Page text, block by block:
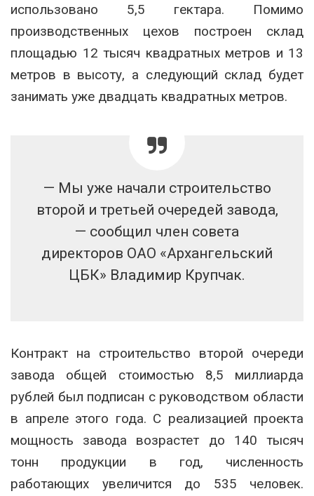
использовано 5,5 гектара. Помимо
производственных цехов построен склад
площадью 12 тысяч квадратных метров и 13
метров в высоту, а следующий склад будет
занимать уже двадцать квадратных метров.
— Мы уже начали строительство
второй и третьей очередей завода,
— сообщил член совета
директоров ОАО «Архангельский
ЦБК» Владимир Крупчак.
Контракт на строительство второй очереди
завода общей стоимостью 8,5 миллиарда
рублей был подписан с руководством области
в апреле этого года. С реализацией проекта
мощность завода возрастет до 140 тысяч
тонн продукции в год, численность
работающих увеличится до 535 человек.